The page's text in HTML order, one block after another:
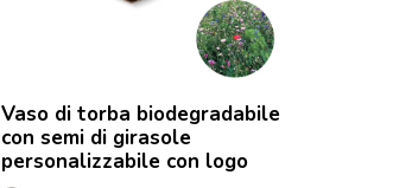
Vaso di torba biodegradabile
con semi di girasole
personalizzabile con logo